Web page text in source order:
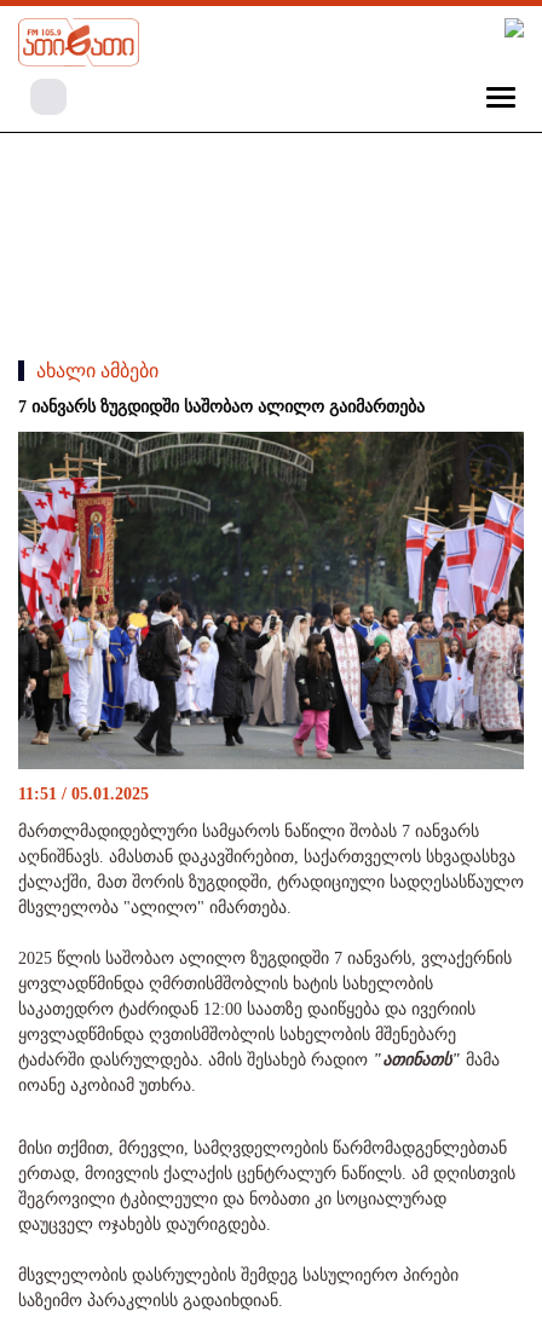
ახალი ამბები
7 იანვარს ზუგდიდში საშობაო ალილო გაიმართება
11:51 / 05.01.2025
მართლმადიდებლური სამყაროს ნაწილი შობას 7 იანვარს
აღნიშნავს. ამასთან დაკავშირებით, საქართველოს სხვადასხვა
ქალაქში, მათ შორის ზუგდიდში, ტრადიციული სადღესასწაულო
მსვლელობა "ალილო" იმართება.
2025 წლის საშობაო ალილო ზუგდიდში 7 იანვარს, ვლაქერნის
ყოვლადწმინდა ღმრთისმშობლის ხატის სახელობის
საკათედრო ტაძრიდან 12:00 საათზე დაიწყება და ივერიის
ყოვლადწმინდა ღვთისმშობლის სახელობის მშენებარე
ტაძარში დასრულდება. ამის შესახებ რადიო "ათინათს" მამა
იოანე აკობიამ უთხრა.
მისი თქმით, მრევლი, სამღვდელოების წარმომადგენლებთან
ერთად, მოივლის ქალაქის ცენტრალურ ნაწილს. ამ დღისთვის
შეგროვილი ტკბილეული და ნობათი კი სოციალურად
დაუცველ ოჯახებს დაურიგდება.
მსვლელობის დასრულების შემდეგ სასულიერო პირები
საზეიმო პარაკლისს გადაიხდიან.